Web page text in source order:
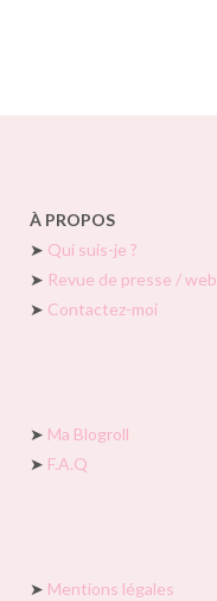
À PROPOS
➤ Qui suis-je ?
➤ Revue de presse / web
➤ Contactez-moi
➤ Ma Blogroll
➤ F.A.Q
➤ Mentions légales